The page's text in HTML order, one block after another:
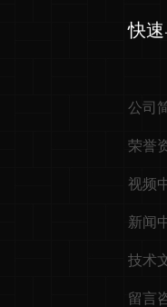
快
公司
荣誉
视频
新闻
技术
留言